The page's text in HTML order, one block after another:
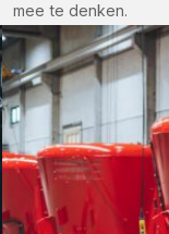
mee te denken.